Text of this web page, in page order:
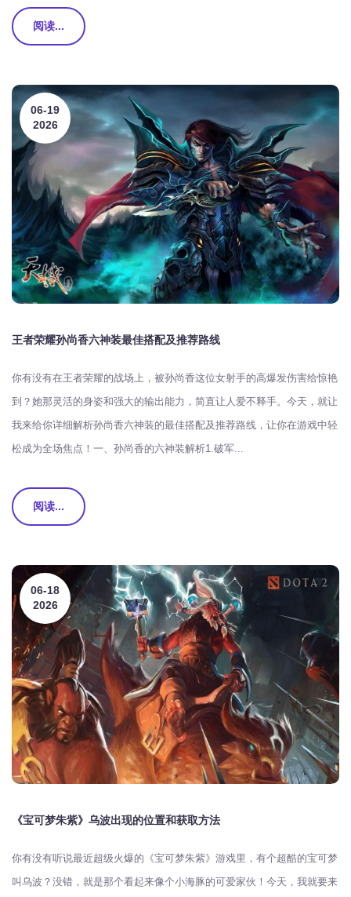
阅读...
06-19
2026
王者荣耀孙尚香六神装最佳搭配及推荐路线
你有没有在王者荣耀的战场上，被孙尚香这位女射手的高爆发伤害给惊艳
到？她那灵活的身姿和强大的输出能力，简直让人爱不释手。今天，就让
我来给你详细解析孙尚香六神装的最佳搭配及推荐路线，让你在游戏中轻
松成为全场焦点！一、孙尚香的六神装解析1.破军...
阅读...
06-18
2026
《宝可梦朱紫》乌波出现的位置和获取方法
你有没有听说最近超级火爆的《宝可梦朱紫》游戏里，有个超酷的宝可梦
叫乌波？没错，就是那个看起来像个小海豚的可爱家伙！今天，我就要来